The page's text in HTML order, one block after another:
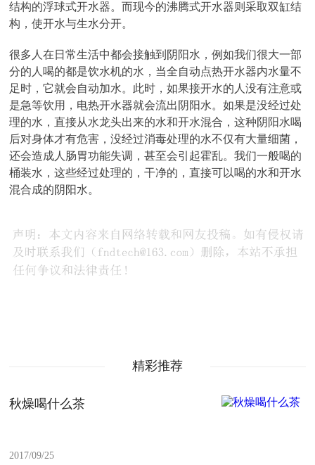
结构的浮球式开水器。而现今的沸腾式开水器则采取双缸结
构，使开水与生水分开。
很多人在日常生活中都会接触到阴阳水，例如我们很大一部
分的人喝的都是饮水机的水，当全自动点热开水器内水量不
足时，它就会自动加水。此时，如果接开水的人没有注意或
是急等饮用，电热开水器就会流出阴阳水。如果是没经过处
理的水，直接从水龙头出来的水和开水混合，这种阴阳水喝
后对身体才有危害，没经过消毒处理的水不仅有大量细菌，
还会造成人肠胃功能失调，甚至会引起霍乱。我们一般喝的
桶装水，这些经过处理的，干净的，直接可以喝的水和开水
混合成的阴阳水。
精彩推荐
秋燥喝什么茶
2017/09/25